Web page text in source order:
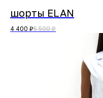
шорты ELAN
4 400 ₽5 500 ₽